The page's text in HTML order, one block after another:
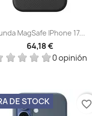
MagSafe IPhone 17...
64,18 €
0 opinión
DE STOCK favorite_border